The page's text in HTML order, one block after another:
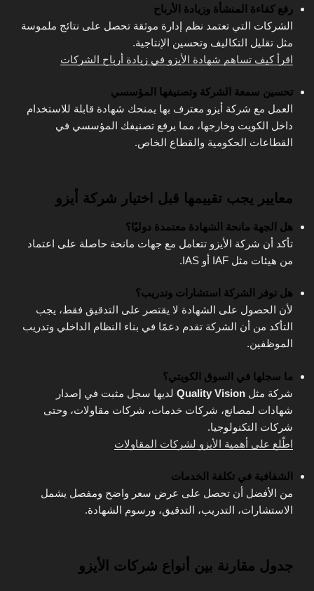
رفع كفاءة المنشأة وزيادة الأرباح
الشركات التي تعتمد نظم إدارة موثقة تحصل على نتائج ملموسة
مثل تقليل التكاليف وتحسين الإنتاجية.
اقرأ كيف تساهم شهادة الأيزو في زيادة أرباح الشركات
تحسين سمعة الشركة وتصنيفها المؤسسي
العمل مع شركة أيزو معترف بها يمنحك شهادة قابلة للاستخدام
داخل الكويت وخارجها، مما يرفع تصنيفك المؤسسي في
القطاعات الحكومية والقطاع الخاص.
معايير يجب تقييمها قبل اختيار شركة أيزو
هل الجهة مانحة الشهادة معتمدة دوليًا؟
تأكد أن شركة الأيزو تتعامل مع جهات مانحة حاصلة على اعتماد
من هيئات مثل IAF أو IAS.
هل توفر الشركة استشارات وتدريب؟
لأن الحصول على الشهادة لا يقتصر على التدقيق فقط، يجب
التأكد من أن الشركة تقدم دعمًا في بناء النظام الداخلي وتدريب
الموظفين.
ما سجلها في السوق الكويتي؟
شركة مثل Quality Vision لديها سجل مثبت في إصدار
شهادات لمصانع، شركات خدمات، شركات مقاولات، وحتى
شركات التكنولوجيا.
اطّلع على أهمية الأيزو لشركات المقاولات
الشفافية في تكلفة الخدمات
من الأفضل أن تحصل على عرض سعر واضح ومفصل يشمل
الاستشارات، التدريب، التدقيق، ورسوم الشهادة.
جدول مقارنة بين أنواع شركات الأيزو